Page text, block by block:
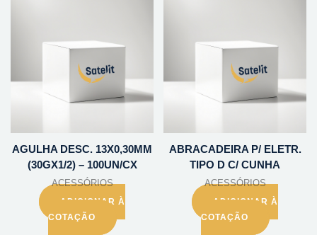
AGULHA DESC. 13X0,30MM
(30GX1/2) – 100UN/CX
ACESSÓRIOS
ADICIONAR À
COTAÇÃO
ABRACADEIRA P/ ELETR.
TIPO D C/ CUNHA
ACESSÓRIOS
ADICIONAR À
COTAÇÃO